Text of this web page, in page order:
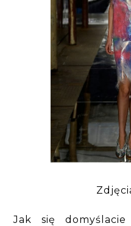
Jak się domyślacie